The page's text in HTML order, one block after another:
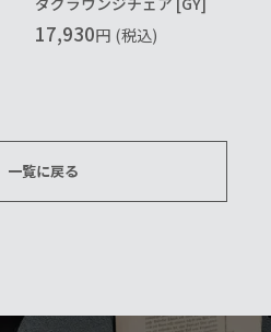
17,930円 (税込)
一覧に戻る